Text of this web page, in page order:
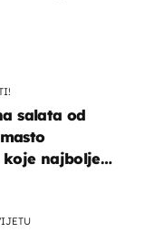
salata od
koje najbolje